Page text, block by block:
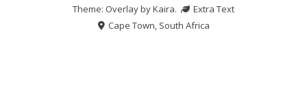
Theme: Overlay byKaira.
Extra Text
Cape Town, South Africa